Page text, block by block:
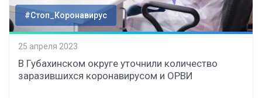
#Стоп_Коронавирус
25 апреля 2023
В Губахинском округе уточнили количество
заразившихся коронавирусом и ОРВИ